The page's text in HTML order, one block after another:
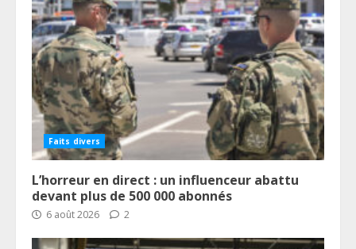
Faits divers
L’horreur en direct : un influenceur abattu
devant plus de 500 000 abonnés
6 août 2026 2